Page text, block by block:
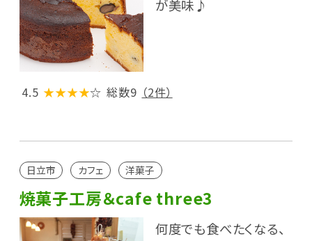
が美味♪
4.5 ★★★★☆ 総数9 （2件）
日立市 カフェ 洋菓子
焼菓子工房＆cafe three3
何度でも食べたくなる、